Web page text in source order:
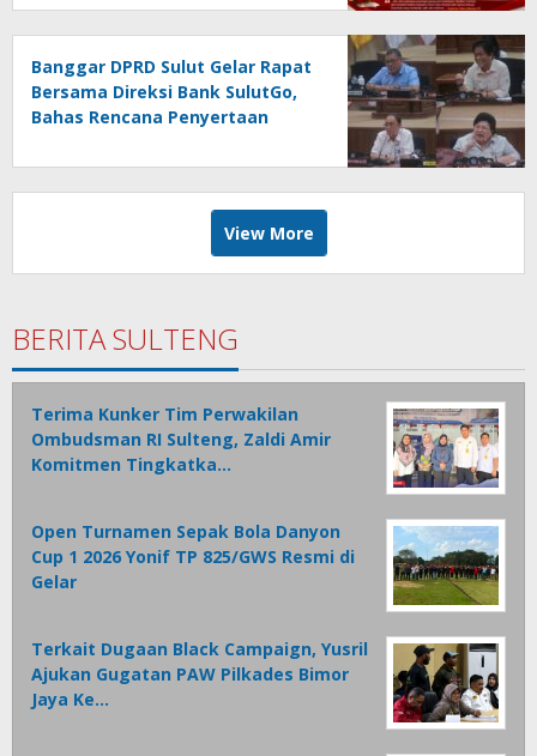
Banggar DPRD Sulut Gelar Rapat
Bersama Direksi Bank SulutGo,
Bahas Rencana Penyertaan
PPAS 2027
View More
BERITA SULTENG
Terima Kunker Tim Perwakilan
Ombudsman RI Sulteng, Zaldi Amir
Komitmen Tingkatka…
Open Turnamen Sepak Bola Danyon
Cup 1 2026 Yonif TP 825/GWS Resmi di
Gelar
Terkait Dugaan Black Campaign, Yusril
Ajukan Gugatan PAW Pilkades Bimor
Jaya Ke…